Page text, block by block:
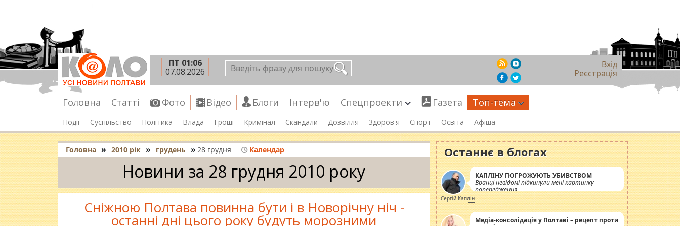
ПТ 01:06
07.08.2026
Вхід
Реєстрація
Головна Статті Фото Відео Блоги Інтерв'ю Спецпроекти Газета Топ-тема
Події Суспільство Політика Влада Гроші Кримінал Скандали Дозвілля Здоров'я Спорт Освіта Афіша
Головна » 2010 рік » грудень » 28 грудня Календар
Новини за 28 грудня 2010 року
Сніжною Полтава повинна бути і в Новорічну ніч -
останні дні цього року будуть морозними
Останнє в блогах
КАПЛІНУ ПОГРОЖУЮТЬ УБИВСТВОМ
Вранці невідомі підкинули мені картинку-
попередження
Сергій Каплін
Медіа-консолідація у Полтаві – рецепт проти